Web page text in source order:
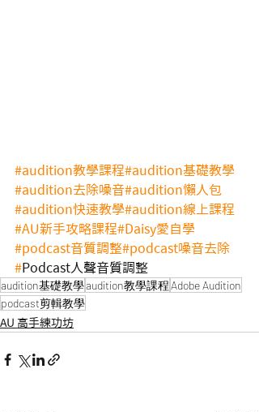
#audition教學課程#audition基礎教學
#audition去除噪音#audition懶人包
#audition快速教學#audition線上課程
#AU新手攻略課程#Daisy愛自學
#podcast音質調整#podcast噪音去除
#Podcast人聲音質調整
audition基礎教學audition教學課程 Adobe Audition
podcast剪輯教學
AU 高手練功坊